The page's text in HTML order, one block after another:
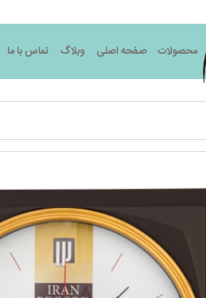
نیک چرم
محصولات
صفحه اصلی وبلاگ تماس با ما